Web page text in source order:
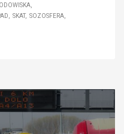
SKAT
SOZOSFERA